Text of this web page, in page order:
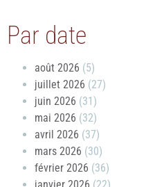
Par date
août 2026 (5)
juillet 2026 (27)
juin 2026 (31)
mai 2026 (32)
avril 2026 (37)
mars 2026 (30)
février 2026 (36)